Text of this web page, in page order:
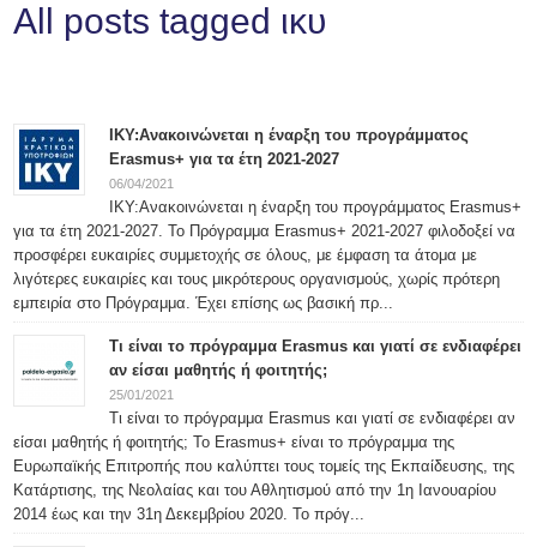
All posts tagged ικυ
ΙΚΥ:Aνακοινώνεται η έναρξη του προγράμματος
Εrasmus+ για τα έτη 2021-2027
06/04/2021
ΙΚΥ:Aνακοινώνεται η έναρξη του προγράμματος Εrasmus+
για τα έτη 2021-2027. Το Πρόγραμμα Erasmus+ 2021-2027 φιλοδοξεί να
προσφέρει ευκαιρίες συμμετοχής σε όλους, με έμφαση τα άτομα με
λιγότερες ευκαιρίες και τους μικρότερους οργανισμούς, χωρίς πρότερη
εμπειρία στο Πρόγραμμα. Έχει επίσης ως βασική πρ...
Τι είναι το πρόγραμμα Erasmus και γιατί σε ενδιαφέρει
αν είσαι μαθητής ή φοιτητής;
25/01/2021
Τι είναι το πρόγραμμα Erasmus και γιατί σε ενδιαφέρει αν
είσαι μαθητής ή φοιτητής; Το Erasmus+ είναι το πρόγραμμα της
Ευρωπαϊκής Επιτροπής που καλύπτει τους τομείς της Εκπαίδευσης, της
Κατάρτισης, της Νεολαίας και του Αθλητισμού από την 1η Ιανουαρίου
2014 έως και την 31η Δεκεμβρίου 2020. Το πρόγ...